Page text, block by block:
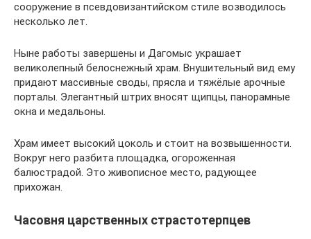
сооружение в псевдовизантийском стиле возводилось
несколько лет.
Ныне работы завершены и Дагомыс украшает
великолепный белоснежный храм. Внушительный вид ему
придают массивные своды, прясла и тяжёлые арочные
порталы. Элегантный штрих вносят щипцы, панорамные
окна и медальоны.
Храм имеет высокий цоколь и стоит на возвышенности.
Вокруг него разбита площадка, огороженная
балюстрадой. Это живописное место, радующее
прихожан.
Часовня царственных страстотерпцев